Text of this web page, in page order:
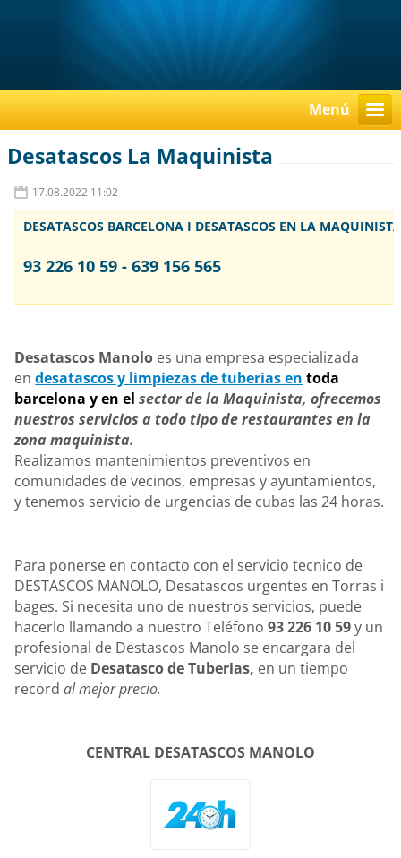
Menú
Desatascos La Maquinista
17.08.2022 11:02
DESATASCOS BARCELONA I DESATASCOS EN LA
93 226 10 59 - 639 156 565
Desatascos Manolo es una empresa especializada
endesatascos y limpiezas de tuberias en toda
barcelona y en elsector de la Maquinista, ofrecemos
nuestros servicios a todo tipo de restaurantes en la
zona maquinista.
Realizamos mantenimientos preventivos en
comunidades de vecinos, empresas y ayuntamientos,
y tenemos servicio de urgencias de cubas las 24 horas.
Para ponerse en contacto con el servicio tecnico de
DESTASCOS MANOLO, Desatascos urgentes en Torras i
bages. Si necesita uno de nuestros servicios, puede
hacerlo llamando a nuestroTeléfono 93 226 10 59y un
profesional de Destascos Manolo se encargara del
servicio de Desatasco de Tuberias, en un tiempo
recordal mejor precio.
CENTRAL DESATASCOS MANOLO